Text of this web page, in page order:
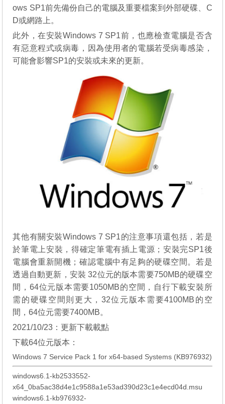
ows SP1前先備份自己的電腦及重要檔案到外部硬碟、C
D或網路上。
此外，在安裝Windows 7 SP1前，也應檢查電腦是否含
有惡意程式或病毒，因為使用者的電腦若受病毒感染，
可能會影響SP1的安裝或未來的更新。
其他有關安裝Windows 7 SP1的注意事項還包括，若是
於筆電上安裝，得確定筆電有插上電源；安裝完SP1後
電腦會重新開機；確認電腦中有足夠的硬碟空間。若是
透過自動更新，安裝 32位元的版本需要750MB的硬碟空
間，64位元版本需要1050MB的空間，自行下載安裝所
需的硬碟空間則更大，32位元版本需要4100MB的空
間，64位元需要7400MB。
2021/10/23：更新下載載點
下載64位元版本：
Windows 7 Service Pack 1 for x64-based Systems (KB976932)
windows6.1-kb2533552-
x64_0ba5ac38d4e1c9588a1e53ad390d23c1e4ecd04d.msu
windows6.1-kb976932-